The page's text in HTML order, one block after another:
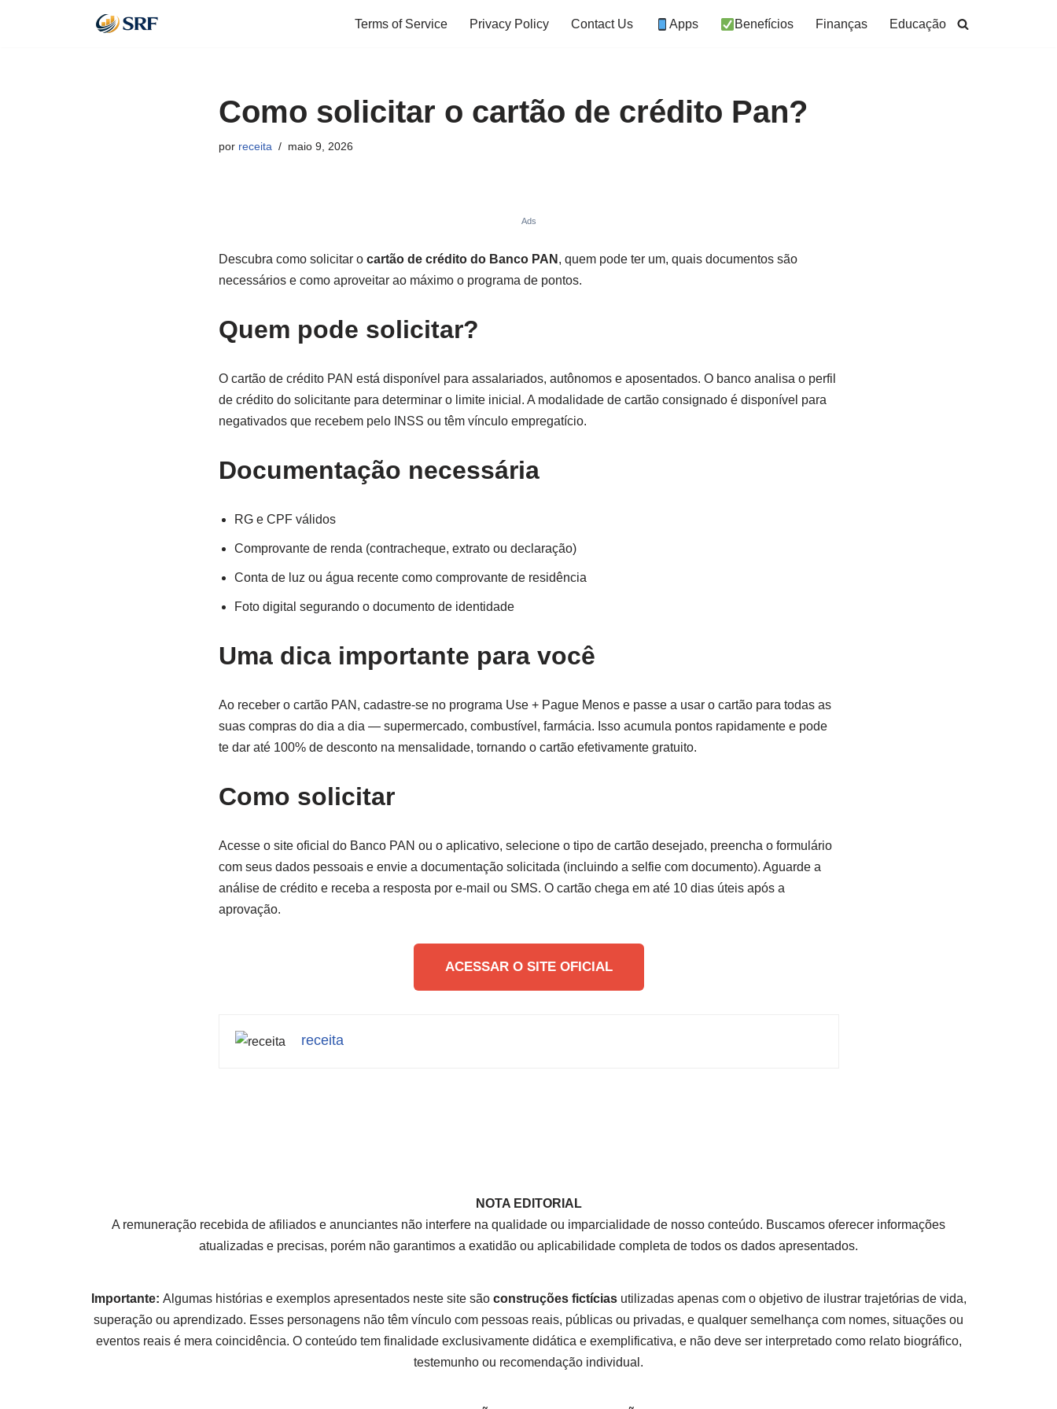
Terms of Service Privacy Policy Contact Us Apps Benefícios Finanças Educação
Como solicitar o cartão de crédito Pan?
por receita maio 9, 2026
Ads
Descubra como solicitar o cartão de crédito do Banco PAN , quem pode ter um, quais documentos são
necessários e como aproveitar ao máximo o programa de pontos.
Quem pode solicitar?
O cartão de crédito PAN está disponível para assalariados, autônomos e aposentados. O banco analisa o perfil
de crédito do solicitante para determinar o limite inicial. A modalidade de cartão consignado é disponível para
negativados que recebem pelo INSS ou têm vínculo empregatício.
Documentação necessária
RG e CPF válidos
Comprovante de renda (contracheque, extrato ou declaração)
Conta de luz ou água recente como comprovante de residência
Foto digital segurando o documento de identidade
Uma dica importante para você
Ao receber o cartão PAN, cadastre-se no programa Use + Pague Menos e passe a usar o cartão para todas as
suas compras do dia a dia — supermercado, combustível, farmácia. Isso acumula pontos rapidamente e pode
te dar até 100% de desconto na mensalidade, tornando o cartão efetivamente gratuito.
Como solicitar
Acesse o site oficial do Banco PAN ou o aplicativo, selecione o tipo de cartão desejado, preencha o formulário
com seus dados pessoais e envie a documentação solicitada (incluindo a selfie com documento). Aguarde a
análise de crédito e receba a resposta por e-mail ou SMS. O cartão chega em até 10 dias úteis após a
aprovação.
ACESSAR O SITE OFICIAL
receita
NOTA EDITORIAL
A remuneração recebida de afiliados e anunciantes não interfere na qualidade ou imparcialidade de nosso conteúdo. Buscamos oferecer informações
atualizadas e precisas, porém não garantimos a exatidão ou aplicabilidade completa de todos os dados apresentados.
Importante: Algumas histórias e exemplos apresentados neste site são construções fictíciasutilizadas apenas com o objetivo de ilustrar trajetórias de vida,
superação ou aprendizado. Esses personagens não têm vínculo com pessoas reais, públicas ou privadas, e qualquer semelhança com nomes, situações ou
eventos reais é mera coincidência. O conteúdo tem finalidade exclusivamente didática e exemplificativa, e não deve ser interpretado como relato biográfico,
testemunho ou recomendação individual.